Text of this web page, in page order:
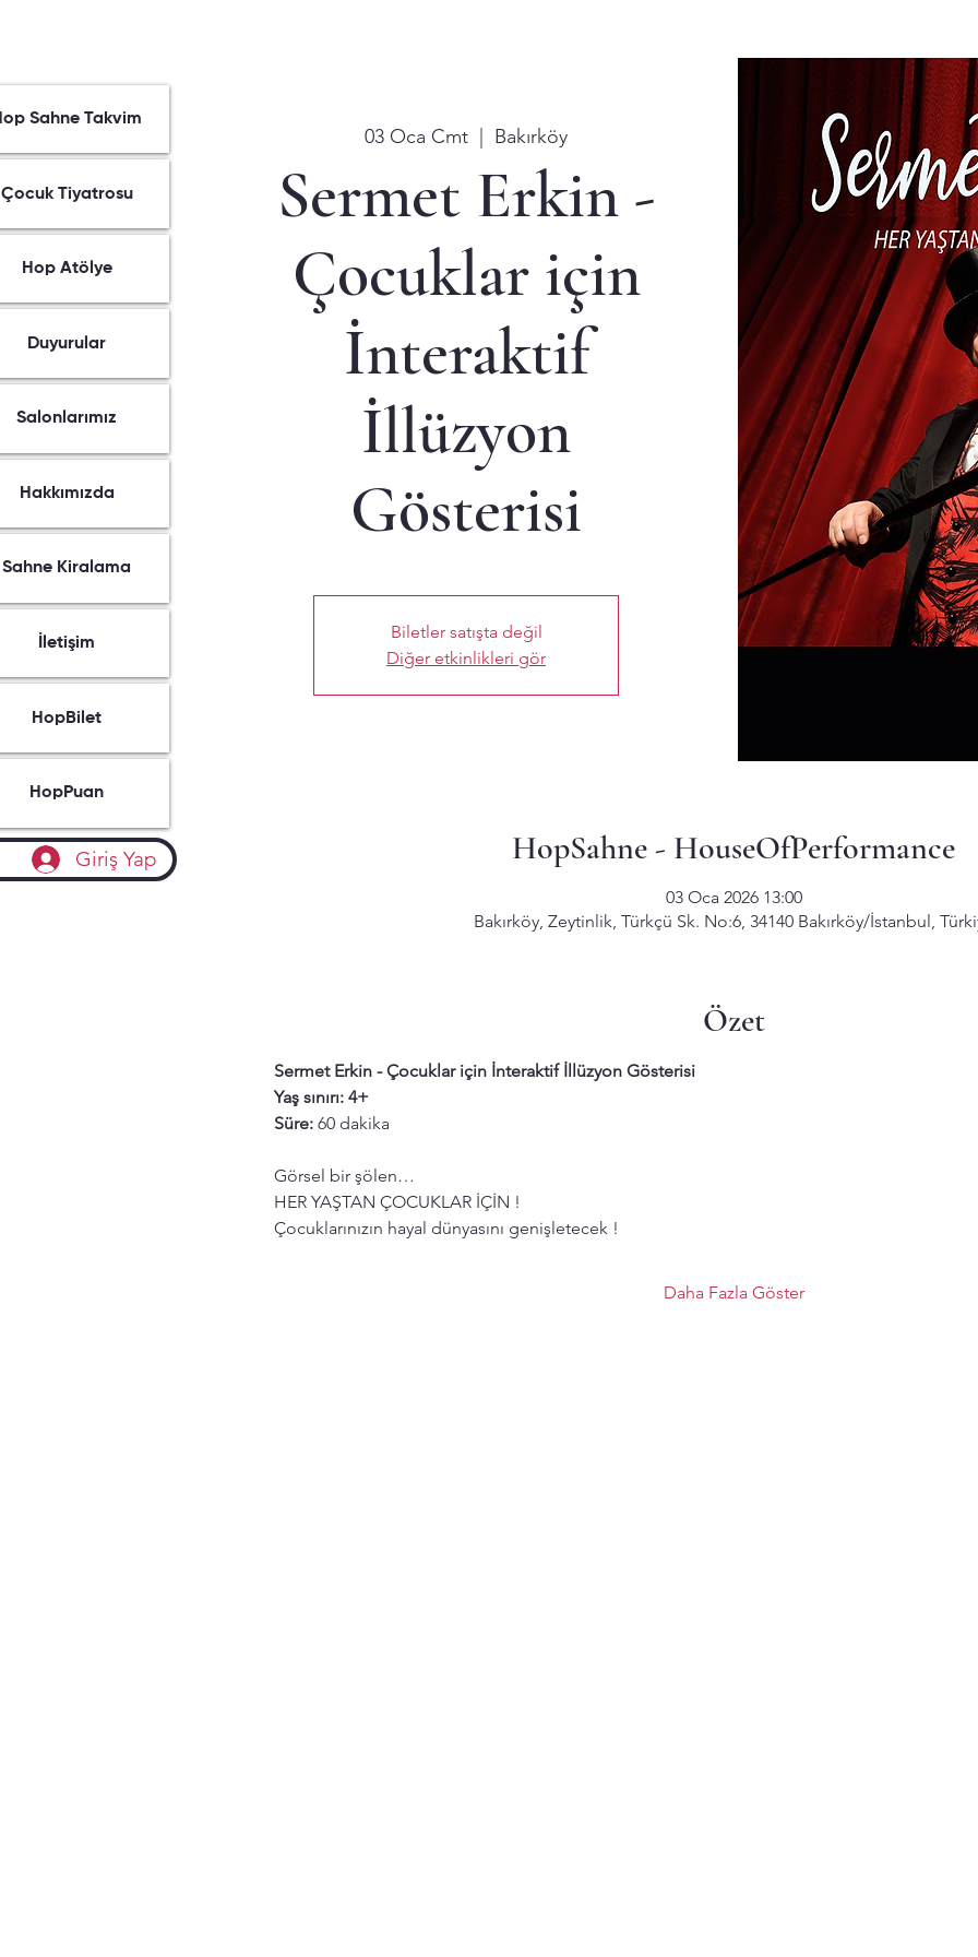
03 Oca Cmt
  |
Bakırköy
Sermet Erkin -
Çocuklar için
İnteraktif
İllüzyon
Gösterisi
Biletler satışta değil
Diğer etkinlikleri gör
HopSahne - HouseOfPerformance
03 Oca 2026 13:00
Bakırköy, Zeytinlik, Türkçü Sk. No:6, 34140 Bakırköy/İstanbul,
Özet
Sermet Erkin - Çocuklar için İnteraktif İllüzyon Gösterisi
Yaş sınırı: 4+
Süre: 60 dakika
Görsel bir şölen…
HER YAŞTAN ÇOCUKLAR İÇİN !
Çocuklarınızın hayal dünyasını genişletecek !
Daha Fazla Göster
Sahne Takvim
Çocuk Tiyatrosu
Hop Atölye
Duyurular
Salonlarımız
Hakkımızda
Sahne Kiralama
İletişim
HopBilet
HopPuan
Giriş Yap